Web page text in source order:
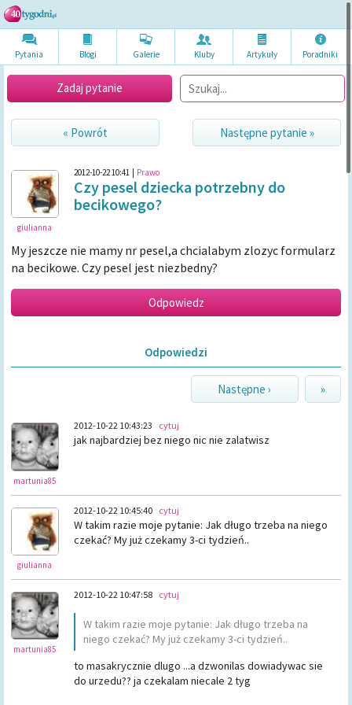
Pytania Blogi Galerie Kluby Artykuły Poradniki
Zadaj pytanie
« Powrót Następne pytanie »
giulianna
2012-10-22 10:41 Prawo
Czy pesel dziecka potrzebny do
becikowego?
My jeszcze nie mamy nr pesel,a chcialabym zlozyc formularz
na becikowe. Czy pesel jest niezbedny?
Odpowiedzi
Następne › »
martunia85
2012-10-22 10:43:23 cytuj
jak najbardziej bez niego nic nie zalatwisz
giulianna
2012-10-22 10:45:40 cytuj
W takim razie moje pytanie: Jak długo trzeba na niego
czekać? My już czekamy 3-ci tydzień..
martunia85
2012-10-22 10:47:58 cytuj
W takim razie moje pytanie: Jak długo trzeba na
niego czekać? My już czekamy 3-ci tydzień..
to masakrycznie dlugo ...a dzwonilas dowiadywac sie
do urzedu?? ja czekalam niecale 2 tyg